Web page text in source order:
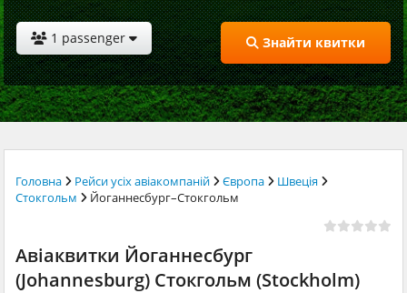
1 passenger Знайти квитки
Головна Рейси усіх авіакомпаній Європа
Швеція
Стокгольм
Йоганнесбург–Стокгольм
Авіаквитки Йоганнесбург
(Johannesburg) Стокгольм (Stockholm)